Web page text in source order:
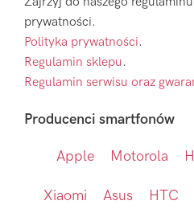
prywatności.
Polityka prywatności.
Regulamin sklepu.
Regulamin serwisu oraz
Producenci smartfonów
Apple Motorola
Xiaomi Asus HTC